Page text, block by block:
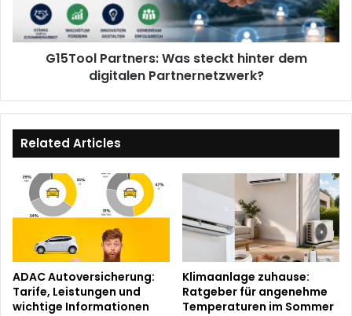
digitalen
Partnernetzwerk?
G15Tool Partners: Was steckt hinter dem
digitalen Partnernetzwerk?
Related Articles
ADAC Autoversicherung:
Tarife, Leistungen und
wichtige Informationen
Klimaanlage zuhause:
Ratgeber für angenehme
Temperaturen im Sommer